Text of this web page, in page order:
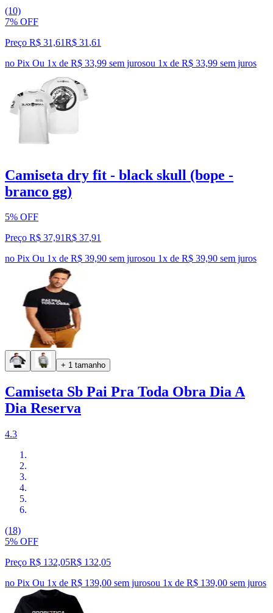
(10)
7% OFF
Preço R$ 31,61R$ 31 ,61
no Pix Ou 1x de R$ 33,99 sem jurosou 1x de R$ 33,99 sem juros
Camiseta dry fit - black skull (bope -
branco gg)
5% OFF
Preço R$ 37,91R$ 37,91
no Pix Ou 1x de R$ 39,90 sem jurosou 1x de R$ 39,90 sem juros
+ 1 tamanho
Camiseta Sb Pai Pra Toda Obra Dia A
Dia Reserva
4.3
(18)
5% OFF
Preço R$ 132,05R$ 132,05
no Pix Ou 1x de R$ 139,00 sem jurosou 1x de R$ 139,00 sem juros